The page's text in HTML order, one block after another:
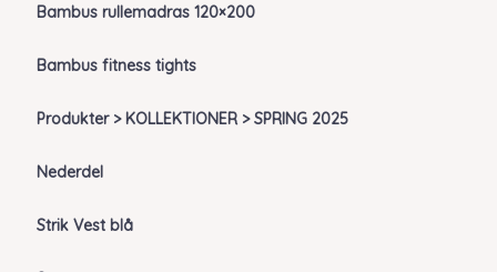
Bambus rullemadras 120×200
Bambus fitness tights
Produkter > KOLLEKTIONER > SPRING 2025
Nederdel
Strik Vest blå